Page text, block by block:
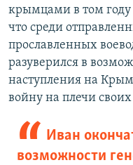
крымцами в том году
что среди
прославленных
разуверился в
наступления на
войну на плечи
Иван
возможности